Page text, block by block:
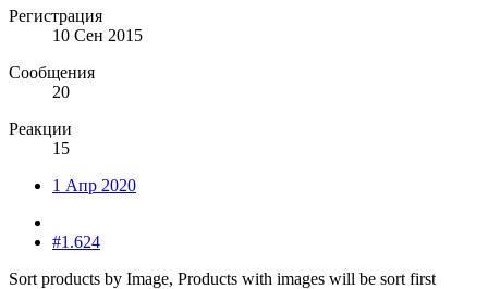
Регистрация
10 Сен 2015
Сообщения
20
Реакции
15
1 Апр 2020
#1.624
Sort products by Image, Products with images will be sort first